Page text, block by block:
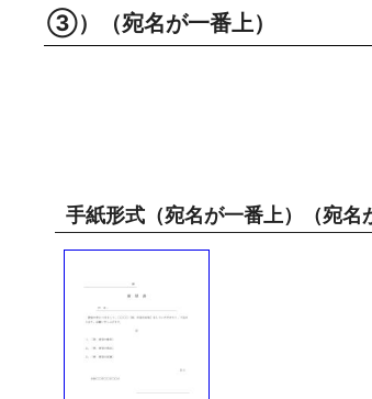
③）（宛名が一番上）
手紙形式（宛名が一番上）（宛